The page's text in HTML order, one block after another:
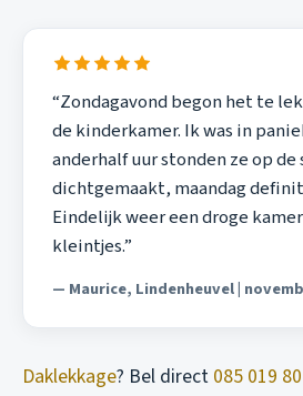
“Zondagavond begon het te
de kinderkamer. Ik was in
anderhalf uur stonden ze op
dichtgemaakt, maandag
Eindelijk weer een droge
kleintjes.”
— Maurice, Lindenheuvel |
Daklekkage? Bel direct 085 019